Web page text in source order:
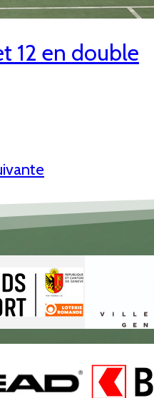
12 en double